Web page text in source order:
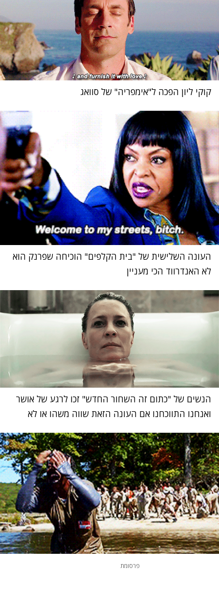
קוקי ליון הפכה ל"אימפריה" של סוואג
העונה השלישית של "בית הקלפים" הוכיחה שפרנק הוא
לא האנדרווד הכי מעניין
הנשים של "כתום זה השחור החדש" זכו לרגע של אושר
ואנחנו התווכחנו אם העונה הזאת שווה משהו או לא
פרסומת